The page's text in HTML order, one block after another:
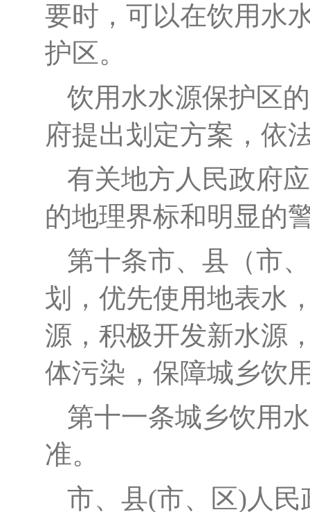
要时，可以在饮用水
护区。
饮用水水源保护区
府提出划定方案，依
有关地方人民政府
的地理界标和明显的
第十条市、县（市
划，优先使用地表水
源，积极开发新水源
体污染，保障城乡饮
第十一条城乡饮用
准。
市、县(市、区)人